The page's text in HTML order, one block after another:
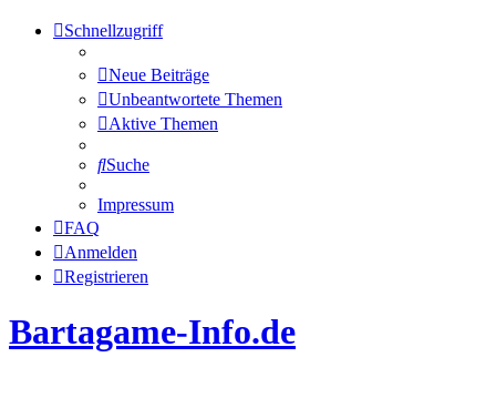
Schnellzugriff
Neue Beiträge
Unbeantwortete Themen
Aktive Themen
Suche
Impressum
FAQ
Anmelden
Registrieren
Bartagame-Info.de